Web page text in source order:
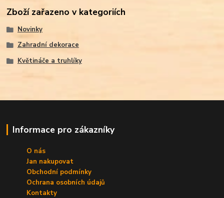
Zboží zařazeno v kategoriích
Novinky
Zahradní dekorace
Květináče a truhlíky
Informace pro zákazníky
O nás
Jan nakupovat
Obchodní podmínky
Ochrana osobních údajů
Kontakty